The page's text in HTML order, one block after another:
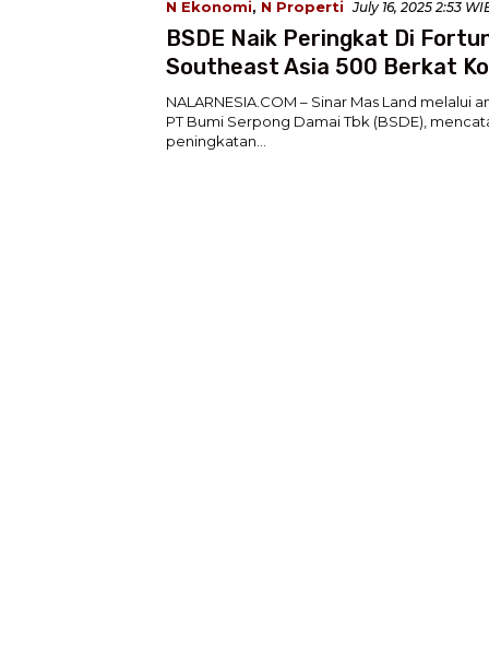
N Ekonomi, N Properti July 16, 2025 2:53
BSDE Naik Peringkat Di
Southeast Asia 500 Berkat
Pengembangan BSD City
NALARNESIA.COM – Sinar Mas Land melalui
PT Bumi Serpong Damai Tbk (BSDE),
peningkatan…